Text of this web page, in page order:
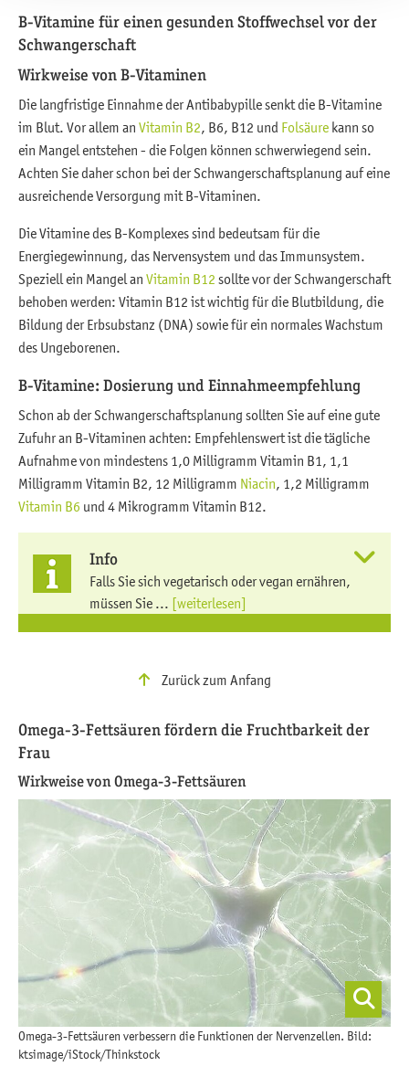
B-Vitamine für einen gesunden Stoffwechsel vor der
Schwangerschaft
Wirkweise von B-Vitaminen
Die langfristige Einnahme der Antibabypille senkt die B-Vitamine
im Blut. Vor allem an Vitamin B2, B6, B12 und Folsäure kann so
ein Mangel entstehen - die Folgen können schwerwiegend sein.
Achten Sie daher schon bei der Schwangerschaftsplanung auf eine
ausreichende Versorgung mit B-Vitaminen.
Die Vitamine des B-Komplexes sind bedeutsam für die
Energiegewinnung, das Nervensystem und das Immunsystem.
Speziell ein Mangel an Vitamin B12 sollte vor der Schwangerschaft
behoben werden: Vitamin B12 ist wichtig für die Blutbildung, die
Bildung der Erbsubstanz (DNA) sowie für ein normales Wachstum
des Ungeborenen.
B-Vitamine: Dosierung und Einnahmeempfehlung
Schon ab der Schwangerschaftsplanung sollten Sie auf eine gute
Zufuhr an B-Vitaminen achten: Empfehlenswert ist die tägliche
Aufnahme von mindestens 1,0 Milligramm Vitamin B1, 1,1
Milligramm Vitamin B2, 12 Milligramm Niacin, 1,2 Milligramm
Vitamin B6 und 4 Mikrogramm Vitamin B12.
Info
Falls Sie sich vegetarisch oder vegan ernähren,
müssen Sie ... [weiterlesen]
Zurück zum Anfang
Omega-3-Fettsäuren fördern die Fruchtbarkeit der
Frau
Wirkweise von Omega-3-Fettsäuren
Omega-3-Fettsäuren verbessern die Funktionen der Nervenzellen. Bild:
ktsimage/iStock/Thinkstock